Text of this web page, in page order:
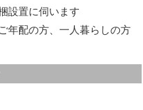
しっかりと作られてい
設置に伺います
年配の方、一人暮らしの方